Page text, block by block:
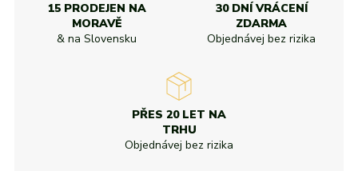
15 PRODEJEN NA
MORAVĚ
& na Slovensku
30 DNÍ VRÁCENÍ
ZDARMA
Objednávej bez rizika
PŘES 20 LET NA
TRHU
Objednávej bez rizika